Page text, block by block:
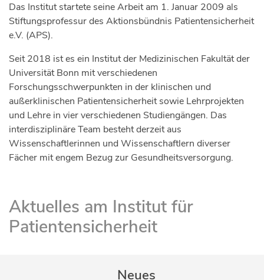
Das Institut startete seine Arbeit am 1. Januar 2009 als
Stiftungsprofessur des Aktionsbündnis Patientensicherheit
e.V. (APS).
Seit 2018 ist es ein Institut der Medizinischen Fakultät der
Universität Bonn mit verschiedenen
Forschungsschwerpunkten in der klinischen und
außerklinischen Patientensicherheit sowie Lehrprojekten
und Lehre in vier verschiedenen Studiengängen. Das
interdisziplinäre Team besteht derzeit aus
Wissenschaftlerinnen und Wissenschaftlern diverser
Fächer mit engem Bezug zur Gesundheitsversorgung.
Aktuelles am Institut für
Patientensicherheit
Neues